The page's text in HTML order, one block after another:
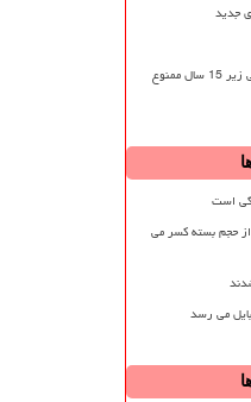
جدید
رسانه های اجتماعی برای خردسالان اماراتی زیر 15 سال ممنوع
است
از حجم بسته کسر می
می رسد